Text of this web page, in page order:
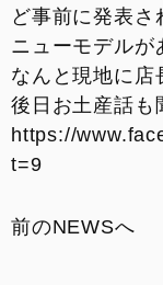
お支払いシ
コンフィギュ
お問い合わせ
ど事前に発表さ
ニューモデルが
なんと現地に店
後日お土産話も
https://
t=9
前のNEWSへ